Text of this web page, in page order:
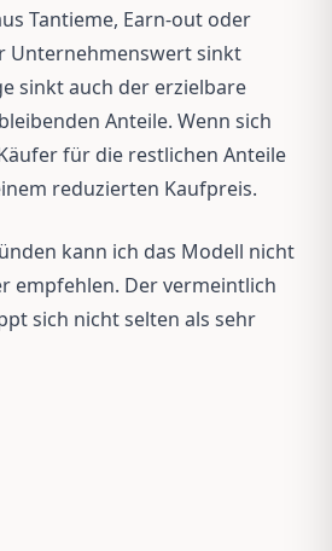
Tantieme, Earn-out oder
Unternehmenswert sinkt
sinkt auch der erzielbare
Anteile. Wenn sich
für die restlichen Anteile
reduzierten Kaufpreis.
kann ich das Modell nicht
empfehlen. Der vermeintlich
sich nicht selten als sehr